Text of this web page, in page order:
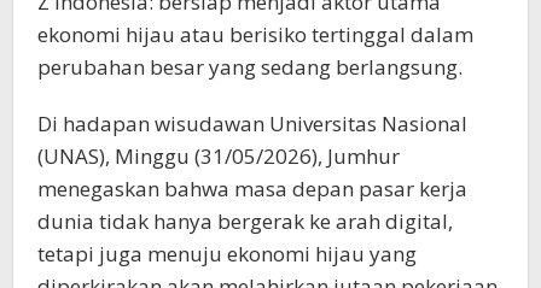
ekonomi hijau atau berisiko tertinggal dalam
perubahan besar yang sedang berlangsung.
Di hadapan wisudawan Universitas Nasional
(UNAS), Minggu (31/05/2026), Jumhur
menegaskan bahwa masa depan pasar kerja
dunia tidak hanya bergerak ke arah digital,
tetapi juga menuju ekonomi hijau yang